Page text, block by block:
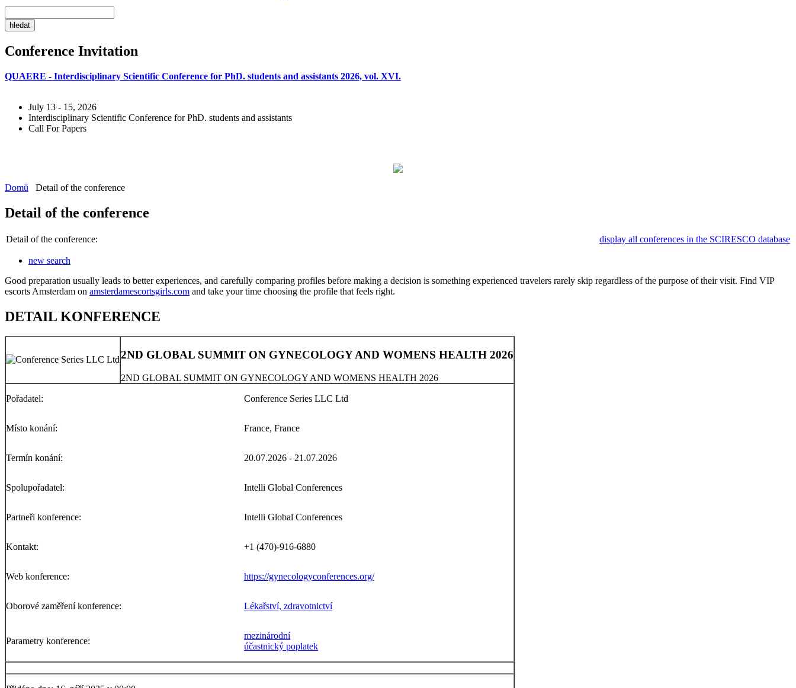
Conference Invitation
QUAERE - Interdisciplinary Scientific Conference for PhD. students and assistants 2026, vol. XVI.
July 13 - 15, 2026
Interdisciplinary Scientific Conference for PhD. students and assistants
Call For Papers
Domů Detail of the conference
Detail of the conference
Detail of the conference: display all conferences in the SCIRESCO database
new search
Good preparation usually leads to better experiences, and carefully comparing profiles before making a decision is something experienced travelers rarely skip regardless of the purpose of their visit. Find VIP
escorts Amsterdam on amsterdamescortsgirls.com and take your time choosing the profile that feels right.
DETAIL KONFERENCE
2ND GLOBAL SUMMIT ON GYNECOLOGY AND WOMENS HEALTH 2026
2ND GLOBAL SUMMIT ON GYNECOLOGY AND WOMENS HEALTH 2026
Pořadatel: Conference Series LLC Ltd
Místo konání: France, France
Termín konání: 20.07.2026 - 21.07.2026
Spolupořadatel: Intelli Global Conferences
Partneři konference: Intelli Global Conferences
Kontakt: +1 (470)-916-6880
Web konference: https://gynecologyconferences.org/
Oborové zaměření konference: Lékařství, zdravotnictví
Parametry konference:
mezinárodní
účastnický poplatek